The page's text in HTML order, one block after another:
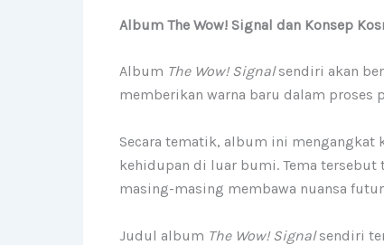
Album The Wow! Signal dan Konsep
Album The Wow! Signalsendiri akan
memberikan warna baru dalam
Secara tematik, album ini mengangkat
kehidupan di luar bumi. Tema
masing-masing membawa nuansa
Judul album The Wow! Signalsendiri